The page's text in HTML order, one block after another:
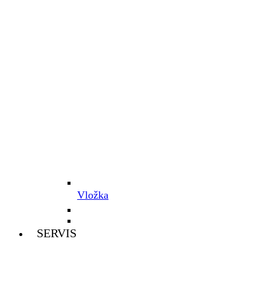
Vložka
SERVIS